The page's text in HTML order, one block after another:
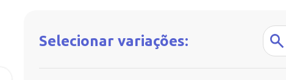
Selecionar variações: